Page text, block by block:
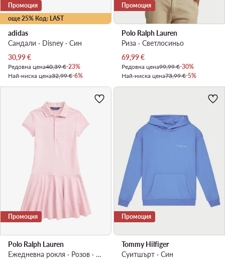
още 25% Код: LAST
Промоция
adidas
Сандали · Disney · Син
Актуална цена
30,99€
Редовна цена40,39 €-23%
Най-ниска цена32,99 €-6%
Промоция
Polo Ralph Lauren
Риза · Светлосиньо
Актуална цена
69,99€
Редовна цена99,99 €-30%
Най-ниска цена73,99 €-5%
Промоция
Polo Ralph Lauren
Ежедневна рокля · Розов · Мини
Промоция
Tommy Hilfiger
Суитшърт · Син